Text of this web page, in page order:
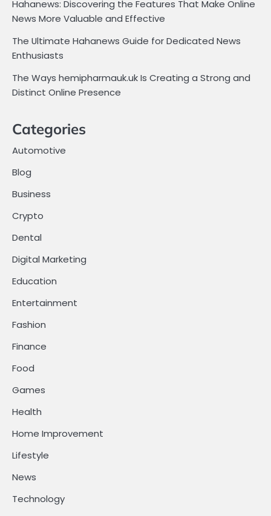
Hahanews: Discovering the Features That Make Online
News More Valuable and Effective
The Ultimate Hahanews Guide for Dedicated News
Enthusiasts
The Ways hemipharmauk.uk Is Creating a Strong and
Distinct Online Presence
Categories
Automotive
Blog
Business
Crypto
Dental
Digital Marketing
Education
Entertainment
Fashion
Finance
Food
Games
Health
Home Improvement
Lifestyle
News
Technology